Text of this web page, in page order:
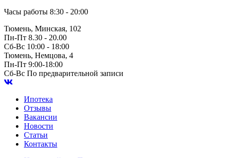
Часы работы 8:30 - 20:00
Тюмень, Минская, 102
Пн-Пт 8.30 - 20.00
Сб-Вс 10:00 - 18:00
Тюмень, Немцова, 4
Пн-Пт 9:00-18:00
Сб-Вс По предварительной записи
Ипотека
Отзывы
Вакансии
Новости
Статьи
Контакты